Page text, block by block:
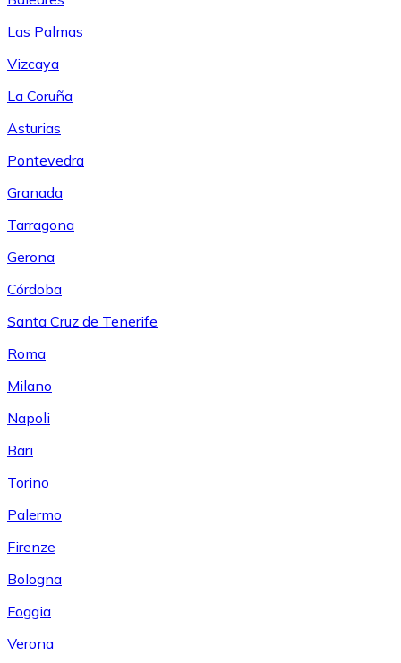
Las Palmas
Vizcaya
La Coruña
Asturias
Pontevedra
Granada
Tarragona
Gerona
Córdoba
Santa Cruz de Tenerife
Roma
Milano
Napoli
Bari
Torino
Palermo
Firenze
Bologna
Foggia
Verona